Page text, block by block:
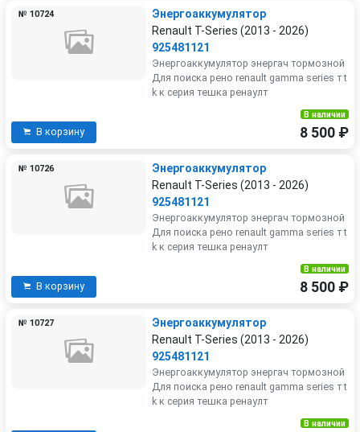
№ 10724
Энергоаккумулятор
Renault T-Series (2013 - 2026)
925481121
Энергоаккумулятор энергач тормозной
Для поиска рено renault gamma series т t
k к серия тешка ренаулт
В корзину
В наличии
8 500 ₽
№ 10726
Энергоаккумулятор
Renault T-Series (2013 - 2026)
925481121
Энергоаккумулятор энергач тормозной
Для поиска рено renault gamma series т t
k к серия тешка ренаулт
В корзину
В наличии
8 500 ₽
№ 10727
Энергоаккумулятор
Renault T-Series (2013 - 2026)
925481121
Энергоаккумулятор энергач тормозной
Для поиска рено renault gamma series т t
k к серия тешка ренаулт
В наличии